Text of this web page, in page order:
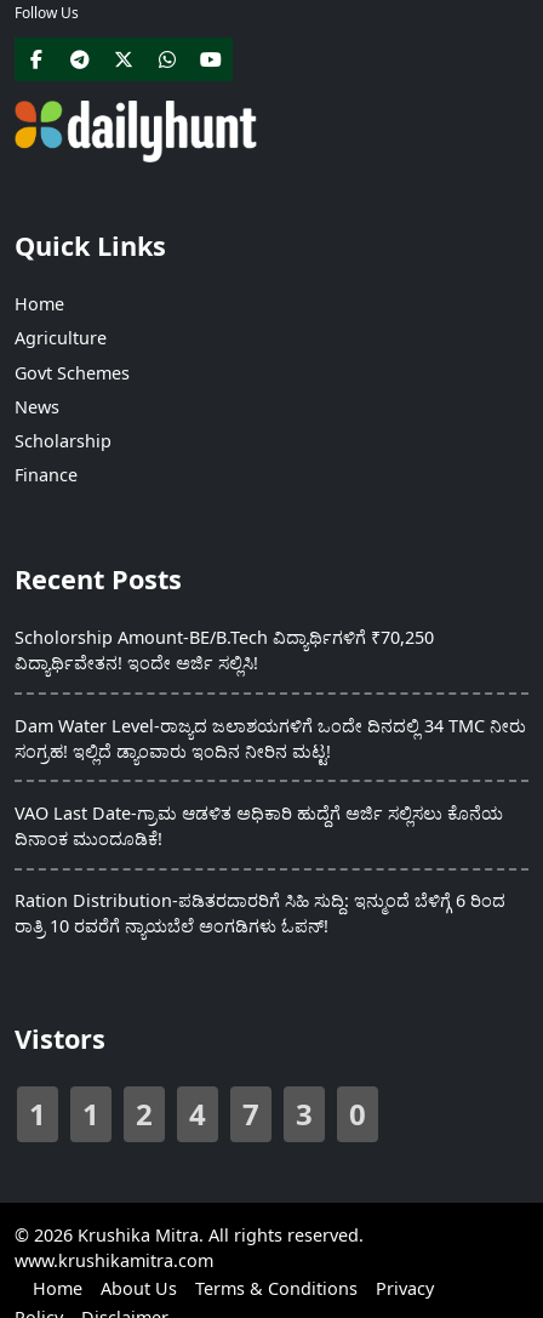
Follow Us
Quick Links
Home
Agriculture
Govt Schemes
News
Scholarship
Finance
Recent Posts
Scholorship Amount-BE/B.Tech ವಿದ್ಯಾರ್ಥಿಗಳಿಗೆ ₹70,250
ವಿದ್ಯಾರ್ಥಿವೇತನ! ಇಂದೇ ಅರ್ಜಿ ಸಲ್ಲಿಸಿ!
Dam Water Level-ರಾಜ್ಯದ ಜಲಾಶಯಗಳಿಗೆ ಒಂದೇ ದಿನದಲ್ಲಿ 34 TMC ನೀರು
ಸಂಗ್ರಹ! ಇಲ್ಲಿದೆ ಡ್ಯಾಂವಾರು ಇಂದಿನ ನೀರಿನ ಮಟ್ಟ!
VAO Last Date-ಗ್ರಾಮ ಆಡಳಿತ ಅಧಿಕಾರಿ ಹುದ್ದೆಗೆ ಅರ್ಜಿ ಸಲ್ಲಿಸಲು ಕೊನೆಯ
ದಿನಾಂಕ ಮುಂದೂಡಿಕೆ!
Ration Distribution-ಪಡಿತರದಾರರಿಗೆ ಸಿಹಿ ಸುದ್ದಿ: ಇನ್ಮುಂದೆ ಬೆಳಿಗ್ಗೆ 6 ರಿಂದ
ರಾತ್ರಿ 10 ರವರೆಗೆ ನ್ಯಾಯಬೆಲೆ ಅಂಗಡಿಗಳು ಓಪನ್!
Vistors
1 1 2 4 7 3 0
© 2026 Krushika Mitra. All rights reserved.
www.krushikamitra.com
Home
About Us Terms & Conditions
Privacy